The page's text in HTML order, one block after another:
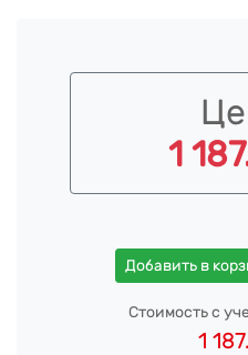
1
Добавить в
Стоимость с
1